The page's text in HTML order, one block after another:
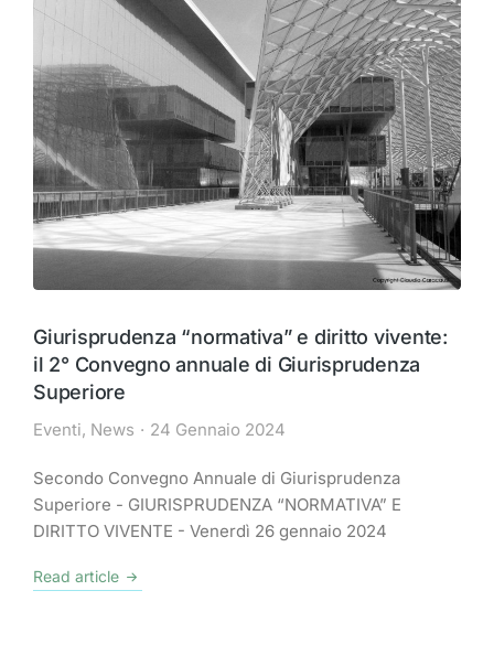
Giurisprudenza “normativa” e diritto vivente:
il 2° Convegno annuale di Giurisprudenza
Superiore
Eventi, News 24 Gennaio 2024
Secondo Convegno Annuale di Giurisprudenza
Superiore - GIURISPRUDENZA “NORMATIVA” E
DIRITTO VIVENTE - Venerdì 26 gennaio 2024
Read article